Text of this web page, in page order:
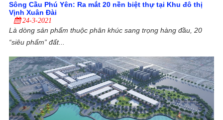
Sông Cầu Phú Yên: Ra mắt 20 nền biệt thự tại Khu đô thị
Vịnh Xuân Đài
24-3-2021
Là dòng sản phẩm thuộc phân khúc sang trọng hàng đầu, 20
“siêu phẩm” đất...